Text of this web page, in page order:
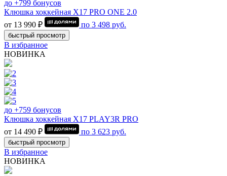
до +799 бонусов
Клюшка хоккейная Х17 PRO ONE 2.0
от 13 990 ₽
по 3 498 руб.
быстрый просмотр
В избранное
НОВИНКА
до +759 бонусов
Клюшка хоккейная Х17 PLAY3R PRO
от 14 490 ₽
по 3 623 руб.
быстрый просмотр
В избранное
НОВИНКА